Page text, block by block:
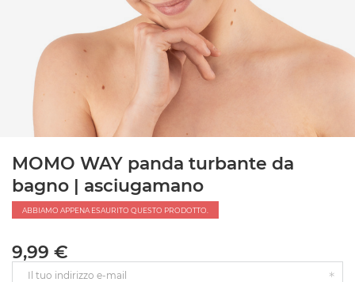
MOMO WAY panda turbante da
bagno | asciugamano
ABBIAMO APPENA ESAURITO QUESTO PRODOTTO.
9,99 €
Il tuo indirizzo e-mail